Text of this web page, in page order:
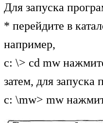
Для запуска
* перейдите в
например,
с: \> cd mw
затем, для
с: \mw> mw